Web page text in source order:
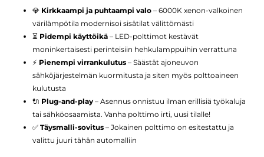
💎 Kirkkaampi ja puhtaampi valo – 6000K xenon-valkoinen
värilämpötila modernisoi sisätilat välittömästi
⏳ Pidempi käyttöikä – LED-polttimot kestävät
moninkertaisesti perinteisiin hehkulamppuihin verrattuna
⚡ Pienempi virrankulutus – Säästät ajoneuvon
sähköjärjestelmän kuormitusta ja siten myös polttoaineen
kulutusta
🔌 Plug-and-play – Asennus onnistuu ilman erillisiä työkaluja
tai sähköosaamista. Vanha polttimo irti, uusi tilalle!
✅ Täysmalli-sovitus – Jokainen polttimo on esitestattu ja
valittu juuri tähän automalliin